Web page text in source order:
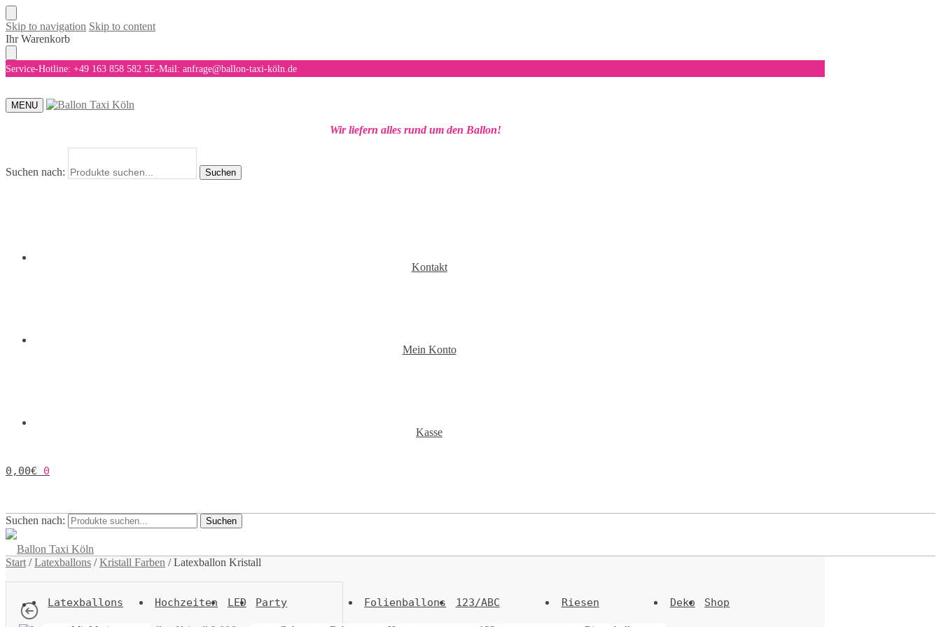
Skip to navigation Skip to content
Ihr Warenkorb
Service-Hotline: +49 163 858 582 5E-Mail: anfrage@ballon-taxi-köln.de
MENU
Wir liefern alles rund um den Ballon!
Suchen nach: Suchen
Kontakt
Mein Konto
Kasse
0,00€ 0
Suchen nach: Suchen
Latexballons Hochzeiten LED Party Folienballons 123/ABC Riesen Deko Shop
Start /Latexballons /Kristall Farben /Latexballon Kristall